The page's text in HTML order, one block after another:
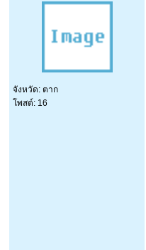
จังหวัด: ตาก
โพสต์: 16